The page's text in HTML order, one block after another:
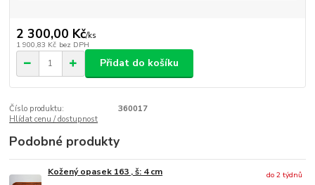
2 300,00 Kč/ks
1 900,83 Kč bez DPH
Přidat do košíku
Číslo produktu:
360017
Hlídat cenu / dostupnost
Podobné produkty
Kožený opasek 163 , š: 4 cm
do 2 týdnů